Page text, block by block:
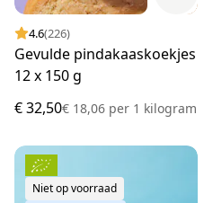
4.6(226)
Gevulde pindakaaskoekjes
12 x 150 g
€ 32,50€ 18,06 per 1 kilogram
Niet op voorraad